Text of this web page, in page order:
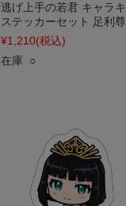
逃げ上手の若君 キャラ
ステッカーセット 足利
¥1,210(税込)
在庫 ○